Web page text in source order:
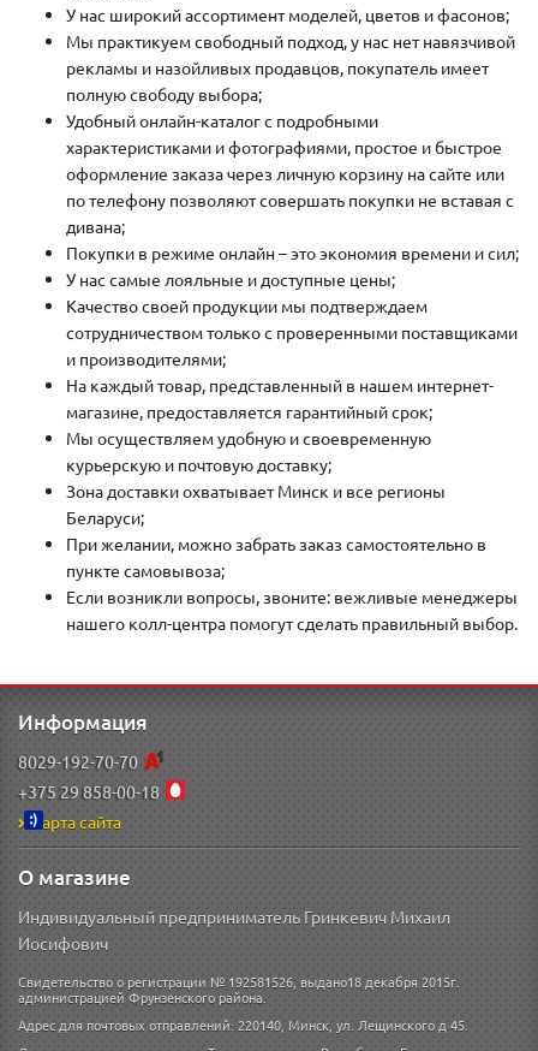
У нас широкий ассортимент моделей, цветов и фасонов;
Мы практикуем свободный подход, у нас нет навязчивой
рекламы и назойливых продавцов, покупатель имеет
полную свободу выбора;
Удобный онлайн-каталог с подробными
характеристиками и фотографиями, простое и быстрое
оформление заказа через личную корзину на сайте или
по телефону позволяют совершать покупки не вставая с
дивана;
Покупки в режиме онлайн – это экономия времени и сил;
У нас самые лояльные и доступные цены;
Качество своей продукции мы подтверждаем
сотрудничеством только с проверенными поставщиками
и производителями;
На каждый товар, представленный в нашем интернет-
магазине, предоставляется гарантийный срок;
Мы осуществляем удобную и своевременную
курьерскую и почтовую доставку;
Зона доставки охватывает Минск и все регионы
Беларуси;
При желании, можно забрать заказ самостоятельно в
пункте самовывоза;
Если возникли вопросы, звоните: вежливые менеджеры
нашего колл-центра помогут сделать правильный выбор.
Информация
8029-192-70-70
+375 29 858-00-18
Карта сайта
О магазине
Индивидуальный предприниматель Гринкевич Михаил
Иосифович
Свидетельство о регистрации № 192581526, выдано18 декабря 2015г.
администрацией Фрунзенского района.
Адрес для почтовых отправлений: 220140, Минск, ул. Лещинского д 45.